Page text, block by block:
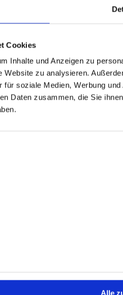
Cookies
Inhalte und Anzeigen zu
Website zu analysieren.
für soziale Medien, Werbung
Daten zusammen, die Sie
Alle
Ltd. (MT)
by ...